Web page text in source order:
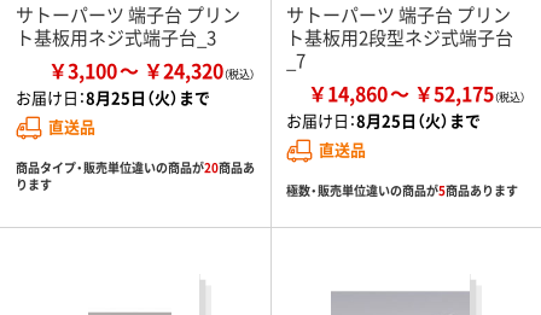
サトーパーツ 端子台 プリン
ト基板用ネジ式端子台_3
￥3,100 ￥24,320
お届け日：8月25日（火）まで
直送品
商品タイプ・販売単位違いの商品が20商品あ
ります
サトーパーツ 端子台 プリン
ト基板用2段型ネジ式端子台
_7
￥14,860 ￥52,175
お届け日：8月25日（火）まで
直送品
極数・販売単位違いの商品が5商品あります